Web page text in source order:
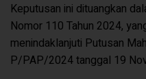
Keputusan ini dituangkan
Nomor 110 Tahun 2024,
menindaklanjuti Putusan
P/PAP/2024 tanggal 19